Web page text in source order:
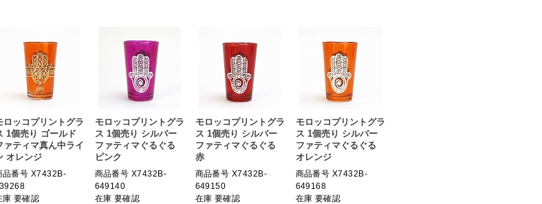
ロッコプリントグラ
1個売り ゴールド
ァティマ真ん中ライ
オレンジ
品番号 X7432B-
庫 要確認
モロッコプリントグラ
ス 1個売り シルバー
ファティマぐるぐる
ピンク
商品番号 X7432B-
649140
在庫 要確認
モロッコプリントグラ
ス 1個売り シルバー
ファティマぐるぐる
赤
商品番号 X7432B-
649150
在庫 要確認
モロッコプリントグラ
ス 1個売り シルバー
ファティマぐるぐる
オレンジ
商品番号 X7432B-
649168
在庫 要確認